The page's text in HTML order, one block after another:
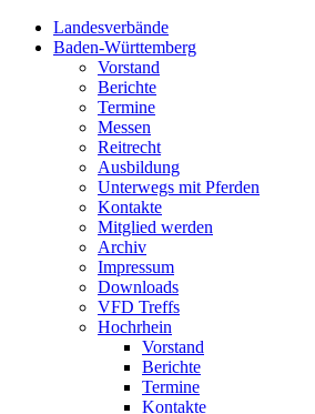
Landesverbände
Baden-Württemberg
Vorstand
Berichte
Termine
Messen
Reitrecht
Ausbildung
Unterwegs mit Pferden
Kontakte
Mitglied werden
Archiv
Impressum
Downloads
VFD Treffs
Hochrhein
Vorstand
Berichte
Termine
Kontakte